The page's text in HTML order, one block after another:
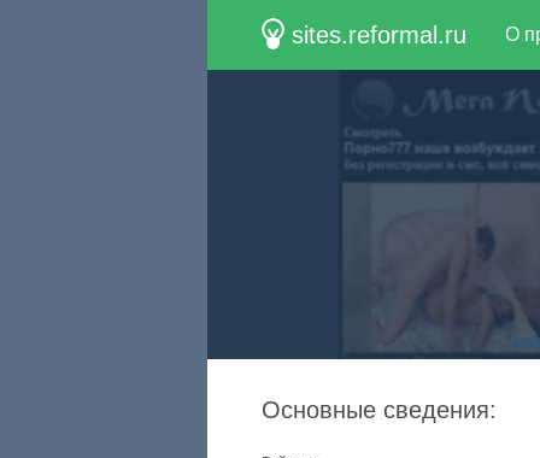
sites.reformal.ru О
Основные сведения: